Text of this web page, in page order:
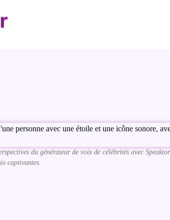
du générateur de voix de célébrités avec
captivantes.